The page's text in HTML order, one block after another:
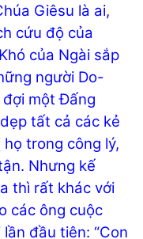
Giêsu là ai,
cứu độ của
của Ngài sắp
người Do-
một Đấng
tất cả các kẻ
trong công lý,
Nhưng kế
thì rất khác với
các ông cuộc
đầu tiên: “Con